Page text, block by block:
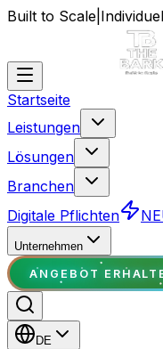
Built to Scale
Startseite
Leistungen
Lösungen
Branchen
Digitale Pflichten
Unternehmen
ANGEBOT
DE